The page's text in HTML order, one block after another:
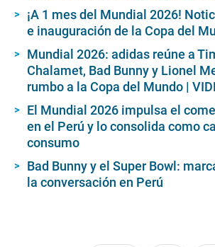
¡A 1 mes del Mundial 2026!
e inauguración de la Copa del
Mundial 2026: adidas reúne a
Chalamet, Bad Bunny y Lionel
rumbo a la Copa del Mundo |
El Mundial 2026 impulsa el
en el Perú y lo consolida como
consumo
Bad Bunny y el Super Bowl:
la conversación en Perú